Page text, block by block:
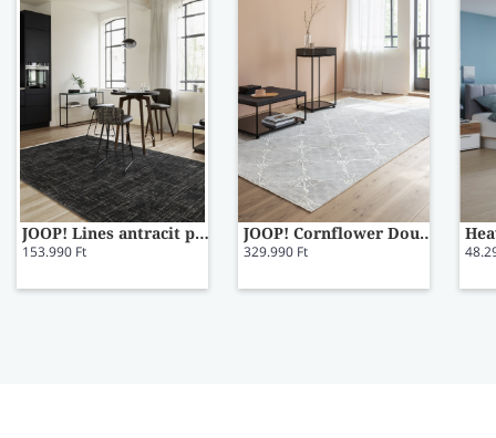
JOOP! Lines antracit prémium szőnyeg 140x200
153.990 Ft
JOOP! Cornflower Double világos szürke prémium szőnyeg 140x200
329.990 Ft